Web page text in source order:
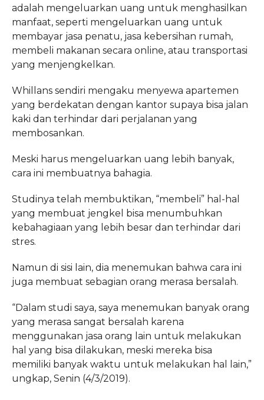
adalah mengeluarkan uang untuk menghasilkan
manfaat, seperti mengeluarkan uang untuk
membayar jasa penatu, jasa kebersihan rumah,
membeli makanan secara online, atau transportasi
yang menjengkelkan.
Whillans sendiri mengaku menyewa apartemen
yang berdekatan dengan kantor supaya bisa jalan
kaki dan terhindar dari perjalanan yang
membosankan.
Meski harus mengeluarkan uang lebih banyak,
cara ini membuatnya bahagia.
Studinya telah membuktikan, “membeli” hal-hal
yang membuat jengkel bisa menumbuhkan
kebahagiaan yang lebih besar dan terhindar dari
stres.
Namun di sisi lain, dia menemukan bahwa cara ini
juga membuat sebagian orang merasa bersalah.
“Dalam studi saya, saya menemukan banyak orang
yang merasa sangat bersalah karena
menggunakan jasa orang lain untuk melakukan
hal yang bisa dilakukan, meski mereka bisa
memiliki banyak waktu untuk melakukan hal lain,”
ungkap, Senin (4/3/2019).